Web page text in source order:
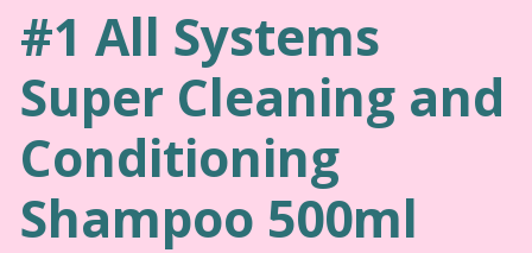
#1 All Systems
Super Cleaning and
Conditioning
Shampoo 500ml